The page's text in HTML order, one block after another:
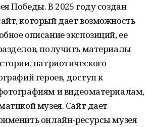
Победы. В 2025 году создан
который дает возможность
описание экспозиций, ее
получить материалы
патриотического
героев, доступ к
и видеоматериалам,
музея. Сайт дает
онлайн-ресурсы музея